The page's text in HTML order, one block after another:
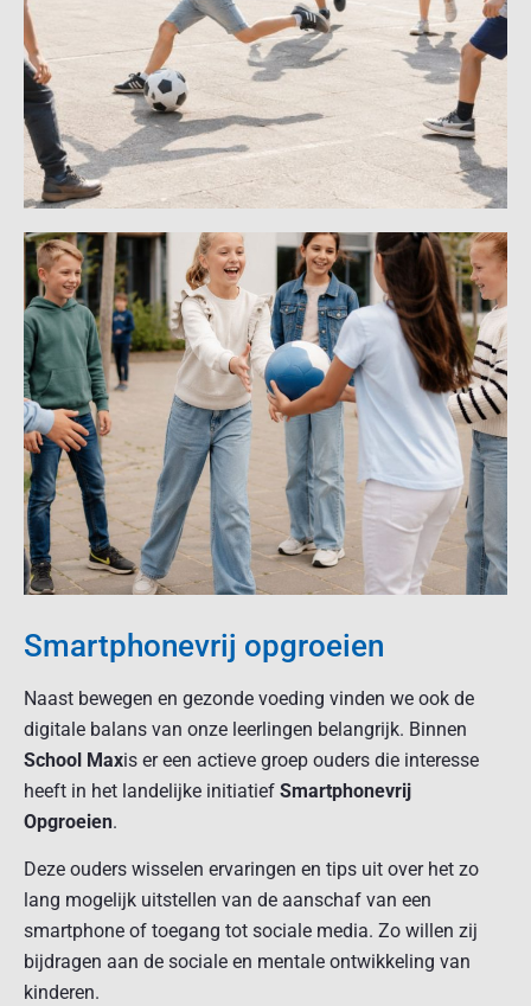
Smartphonevrij opgroeien
Naast bewegen en gezonde voeding vinden we ook de
digitale balans van onze leerlingen belangrijk. Binnen
School Maxis er een actieve groep ouders die interesse
heeft in het landelijke initiatief Smartphonevrij
Opgroeien.
Deze ouders wisselen ervaringen en tips uit over het zo
lang mogelijk uitstellen van de aanschaf van een
smartphone of toegang tot sociale media. Zo willen zij
bijdragen aan de sociale en mentale ontwikkeling van
kinderen.